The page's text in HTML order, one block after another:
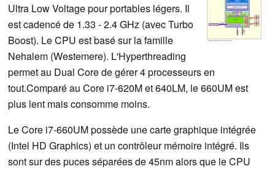
Ultra Low Voltage pour portables légers. Il
est cadencé de 1.33 - 2.4 GHz (avec Turbo
Boost). Le CPU est basé sur la famille
Nehalem (Westemere). L'Hyperthreading
permet au Dual Core de gérer 4 processeurs en
tout.Comparé au Core i7-620M et 640LM, le 660UM est
plus lent mais consomme moins.
Le Core i7-660UM possède une carte graphique intégrée
(Intel HD Graphics) et un contrôleur mémoire intégré. Ils
sont sur des puces séparées de 45nm alors que le CPU